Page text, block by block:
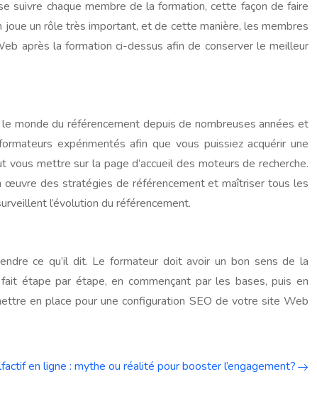
suivre chaque membre de la formation, cette façon de faire
un rôle très important, et de cette manière, les membres
après la formation ci-dessus afin de conserver le meilleur
monde du référencement depuis de nombreuses années et
expérimentés afin que vous puissiez acquérir une
mettre sur la page d’accueil des moteurs de recherche.
des stratégies de référencement et maîtriser tous les
l’évolution du référencement.
ce qu’il dit. Le formateur doit avoir un bon sens de la
étape par étape, en commençant par les bases, puis en
en place pour une configuration SEO de votre site Web
en ligne : mythe ou réalité pour booster l’engagement?